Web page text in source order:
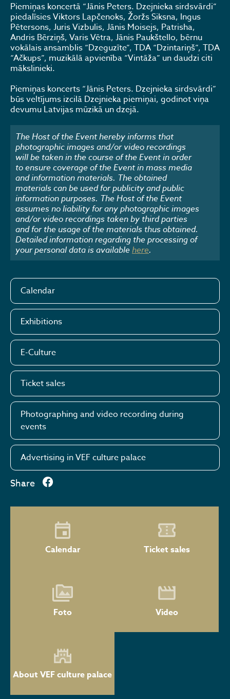
Piemiņas koncertā “Jānis Peters. Dzejnieka sirdsvārdi”
piedalīsies Viktors Lapčenoks, Žoržs Siksna, Ingus
Pētersons, Juris Vizbulis, Jānis Moisejs, Patrisha,
Andris Bērziņš, Varis Vētra, Jānis Paukštello, bērnu
vokālais ansamblis “Dzeguzīte”, TDA “Dzintariņš”, TDA
“Ačkups”, muzikālā apvienība “Vintāža” un daudzi citi
mākslinieki.
Piemiņas koncerts “Jānis Peters. Dzejnieka sirdsvārdi”
būs veltījums izcilā Dzejnieka piemiņai, godinot viņa
devumu Latvijas mūzikā un dzejā.
The Host of the Event hereby informs that
photographic images and/or video recordings
will be taken in the course of the Event in order
to ensure coverage of the Event in mass media
and information materials. The obtained
materials can be used for publicity and public
information purposes. The Host of the Event
assumes no liability for any photographic images
and/or video recordings taken by third parties
and for the usage of the materials thus obtained.
Detailed information regarding the processing of
your personal data is availablehere.
Calendar
Exhibitions
E-Culture
Ticket sales
Photographing and video recording during
events
Advertising in VEF culture palace
Share
Calendar Ticket sales
Foto Video
About VEF culture palace